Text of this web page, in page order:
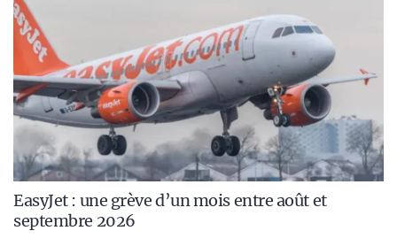
EasyJet : une grève d’un mois entre août et
septembre 2026